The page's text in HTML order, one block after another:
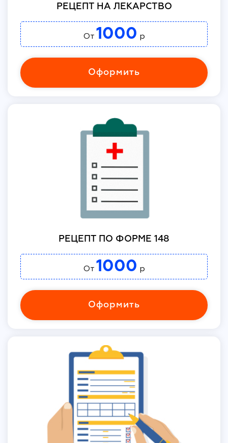
РЕЦЕПТ НА ЛЕКАРСТВО
От 1000 р
Оформить
РЕЦЕПТ ПО ФОРМЕ 148
От 1000 р
Оформить